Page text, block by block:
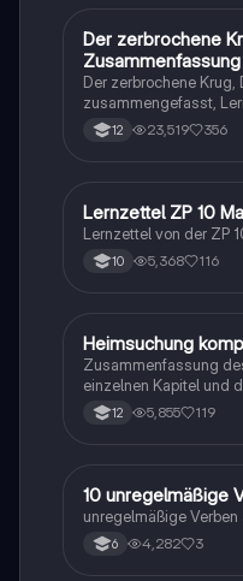
Deutsch
Der zerbrochene
Zusammenfassung
Der zerbrochene
zusammengefasst,
12 23,519 356
Mathe
Lernzettel ZP 10
Lernzettel von der ZP
10 5,368 116
Deutsch
Heimsuchung
Zusammenfassung
einzelnen Kapitel und
tabellarisch. Im
12 5,855 119
1 Englisch
10 unregelmäßige
unregelmäßige
6 4,282 3